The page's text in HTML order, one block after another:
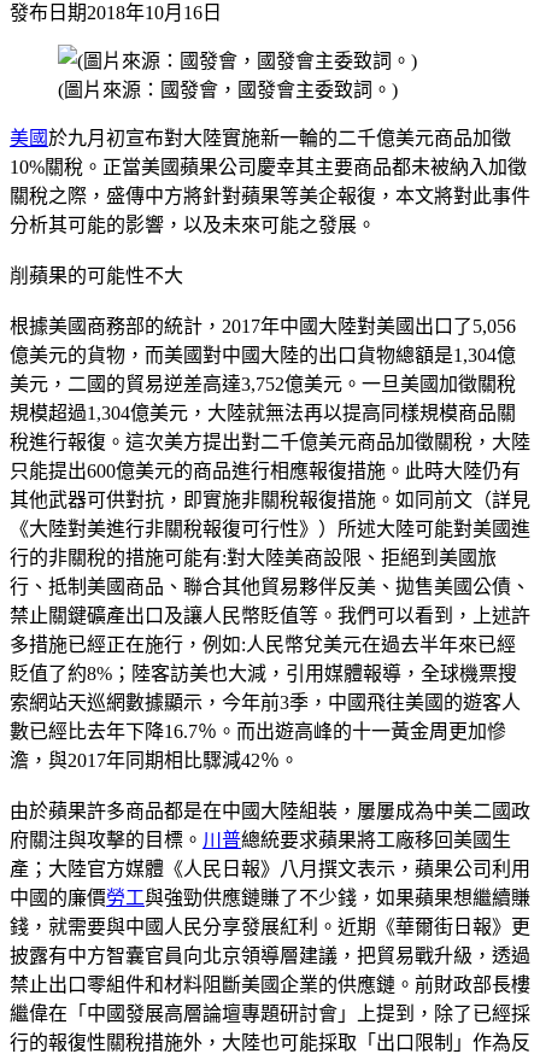
發布日期2018年10月16日
(圖片來源：國發會，國發會主委致詞。)
美國於九月初宣布對大陸實施新一輪的二千億美元商品加徵
10%關稅。正當美國蘋果公司慶幸其主要商品都未被納入加徵
關稅之際，盛傳中方將針對蘋果等美企報復，本文將對此事件
分析其可能的影響，以及未來可能之發展。
削蘋果的可能性不大
根據美國商務部的統計，2017年中國大陸對美國出口了5,056
億美元的貨物，而美國對中國大陸的出口貨物總額是1,304億
美元，二國的貿易逆差高達3,752億美元。一旦美國加徵關稅
規模超過1,304億美元，大陸就無法再以提高同樣規模商品關
稅進行報復。這次美方提出對二千億美元商品加徵關稅，大陸
只能提出600億美元的商品進行相應報復措施。此時大陸仍有
其他武器可供對抗，即實施非關稅報復措施。如同前文（詳見
《大陸對美進行非關稅報復可行性》）所述大陸可能對美國進
行的非關稅的措施可能有:對大陸美商設限、拒絕到美國旅
行、抵制美國商品、聯合其他貿易夥伴反美、拋售美國公債、
禁止關鍵礦產出口及讓人民幣貶值等。我們可以看到，上述許
多措施已經正在施行，例如:人民幣兌美元在過去半年來已經
貶值了約8%；陸客訪美也大減，引用媒體報導，全球機票搜
索網站天巡網數據顯示，今年前3季，中國飛往美國的遊客人
數已經比去年下降16.7％。而出遊高峰的十一黃金周更加慘
澹，與2017年同期相比驟減42％。
由於蘋果許多商品都是在中國大陸組裝，屢屢成為中美二國政
府關注與攻擊的目標。 川普總統要求蘋果將工廠移回美國生
產；大陸官方媒體《人民日報》八月撰文表示，蘋果公司利用
中國的廉價勞工與強勁供應鏈賺了不少錢，如果蘋果想繼續賺
錢，就需要與中國人民分享發展紅利。近期《華爾街日報》更
披露有中方智囊官員向北京領導層建議，把貿易戰升級，透過
禁止出口零組件和材料阻斷美國企業的供應鏈。前財政部長樓
繼偉在「中國發展高層論壇專題研討會」上提到，除了已經採
行的報復性關稅措施外，大陸也可能採取「出口限制」作為反